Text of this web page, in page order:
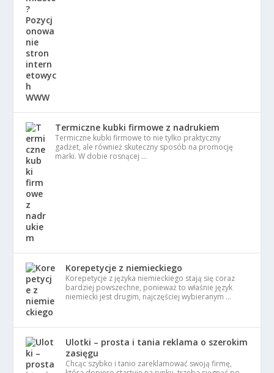
Termiczne kubki firmowe z nadrukiem
Termiczne kubki firmowe to nie tylko praktyczny
gadżet, ale również skuteczny sposób na promocję
marki. W dobie rosnącej …
Korepetycje z niemieckiego
Korepetycje z języka niemieckiego stają się coraz
bardziej powszechne, ponieważ to właśnie język
niemiecki jest drugim, najczęściej wybieranym …
Ulotki – prosta i tania reklama o szerokim
zasięgu
Chcąc szybko i tanio zareklamować swoją firmę,